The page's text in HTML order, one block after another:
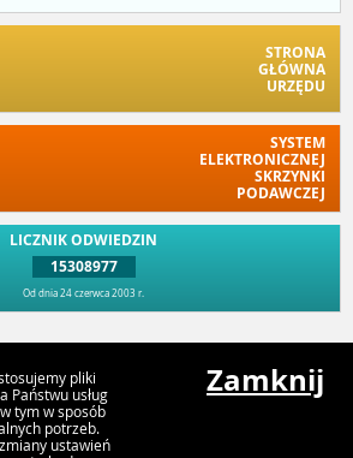
STRONA
GŁÓWNA
URZĘDU
SYSTEM
ELEKTRONICZNEJ
SKRZYNKI
PODAWCZEJ
LICZNIK ODWIEDZIN
15308977
Od dnia 24 czerwca 2003 r.
Miejski w Myszyńcu
Wolności 60, 07-430 Myszyniec
pliki
Państwu usług
tym w sposób
potrzeb.
ustawień
Zamknij